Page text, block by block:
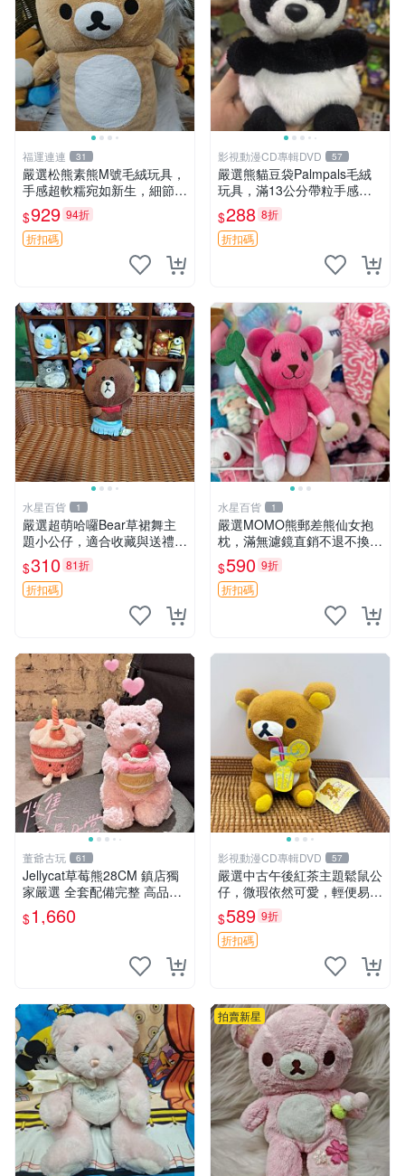
福運連連 31
嚴選松熊素熊M號毛絨玩具，
手感超軟糯宛如新生，細節精
緻完美無瑕，推薦送禮或珍
藏，中古狀態保養得宜。 松
熊 素熊 毛絨doll
$929 94折
折扣碼
影視動漫CD專輯DVD 57
嚴選熊貓豆袋Palmpals毛絨
玩具，滿13公分帶粒手感極
佳，電影主題周邊推薦 熊貓
Palmpals 毛絨玩具 豆袋 劇場
版周邊
$288 8折
折扣碼
水星百貨 1
嚴選超萌哈囉Bear草裙舞主
題小公仔，適合收藏與送禮 1
00 克 哈囉Bear 草裙舞
$310 81折
折扣碼
水星百貨 1
嚴選MOMO熊郵差熊仙女抱
枕，滿無濾鏡直銷不退不換
經典造型可愛必備 紅薯啵啵
間抱枕 抱枕 時尚
$590 9折
折扣碼
董爺古玩 61
Jellycat草莓熊28CM 鎮店獨
家嚴選 全套配備完整 高品質
收藏好物 紋章 玩具熊 定制熊
$1,660
影視動漫CD專輯DVD 57
嚴選中古午後紅茶主題鬆鼠公
仔，微瑕依然可愛，輕便易運
送 二手收藏推薦 工廠直營 快
遞到府 中古 玩偶 公仔
$589 9折
折扣碼
拍賣新星